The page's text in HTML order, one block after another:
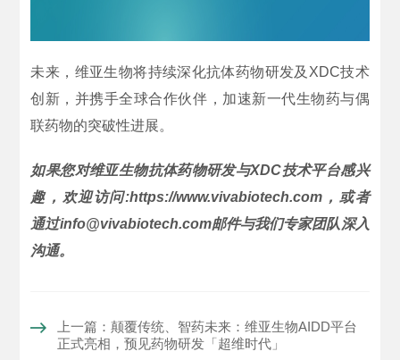
未来，维亚生物将持续深化抗体药物研发及XDC技术
创新，并携手全球合作伙伴，加速新一代生物药与偶
联药物的突破性进展。
如果您对维亚生物抗体药物研发与XDC技术平台感兴
趣，欢迎访问:https://www.vivabiotech.com，或者
通过info@vivabiotech.com邮件与我们专家团队深入
沟通。
上一篇：颠覆传统、智药未来：维亚生物AIDD平台
正式亮相，预见药物研发「超维时代」